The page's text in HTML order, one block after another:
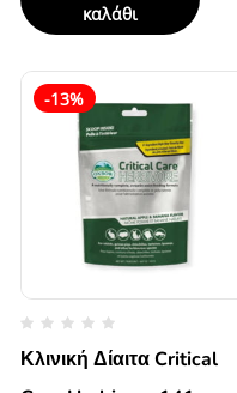
καλάθι
-13%
Κλινική Δίαιτα Critical